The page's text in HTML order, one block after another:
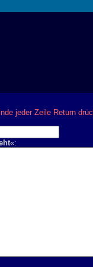
jeder Zeile Return
«: